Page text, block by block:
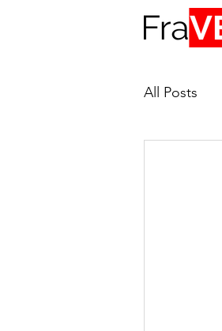
All Posts